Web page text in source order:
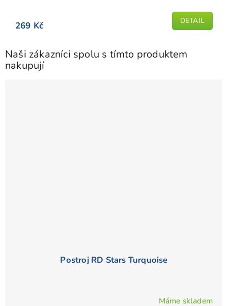
269 Kč DETAIL
Naši zákazníci spolu s tímto produktem
nakupují
Postroj RD Stars Turquoise
Máme skladem